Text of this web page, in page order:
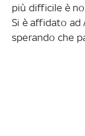
più difficile è
Si è affidato ad
sperando che